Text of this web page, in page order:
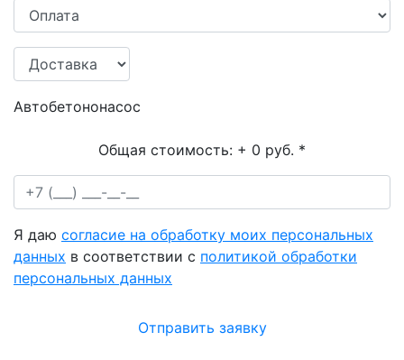
Автобетононасос
Общая стоимость: + 0 руб. *
Я даю согласие на обработку моих персональных
данных в соответствии с политикой обработки
персональных данных
Отправить заявку